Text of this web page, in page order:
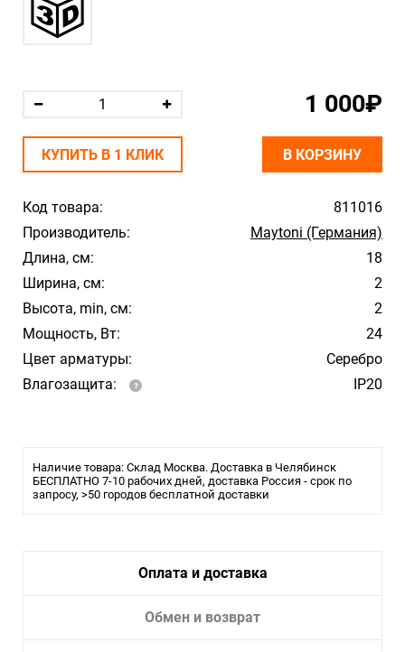
Код товара:
811016
Производитель:
Maytoni (Германия)
Длина, см:
18
Ширина, см:
2
Высота, min, см:
2
Мощность, Вт:
24
Цвет арматуры:
Серебро
Влагозащита:
IP20
Наличие товара: Склад Москва. Доставка в Челябинск
БЕСПЛАТНО 7-10 рабочих дней, доставка Россия - срок по
запросу, >50 городов бесплатной доставки
1 000₽
КУПИТЬ В 1 КЛИК В КОРЗИНУ
Оплата и доставка
Обмен и возврат